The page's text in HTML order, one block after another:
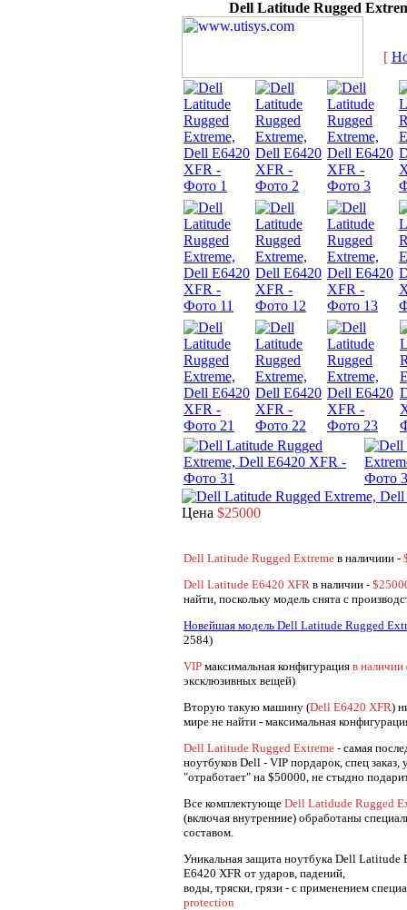
Dell Latitude Rugged
[
Цена $25000
Dell Latitude Rugged Extreme в наличиии -
Dell Latitude E6420 XFR в наличии -
найти, поскольку модель снята с
Новейшая модель Dell Latitude Rugged
2584)
VIP максимальная конфигурация в наличии
эксклюзивных вещей)
Вторую такую машину (Dell E6420 XFR)
мире не найти - максимальная
Dell Latitude Rugged Extreme - самая
ноутбуков Dell - VIP пордарок, спец
"отработает" на $50000, не стыдно
Все комплектующе Dell Latidude Rugged
(включая внутренние) обработаны
составом.
Уникальная защита ноутбука Dell
E6420 XFR от ударов, падений,
воды, тряски, грязи - с применением
protection